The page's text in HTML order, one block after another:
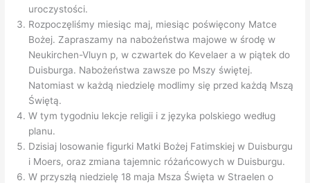
uroczystości.
Rozpoczęliśmy miesiąc maj, miesiąc poświęcony Matce
Bożej. Zapraszamy na nabożeństwa majowe w środę w
Neukirchen-Vluyn p, w czwartek do Kevelaer a w piątek do
Duisburga. Nabożeństwa zawsze po Mszy świętej.
Natomiast w każdą niedzielę modlimy się przed każdą Mszą
Świętą.
W tym tygodniu lekcje religii i z języka polskiego według
planu.
Dzisiaj losowanie figurki Matki Bożej Fatimskiej w Duisburgu
i Moers, oraz zmiana tajemnic różańcowych w Duisburgu.
W przyszłą niedzielę 18 maja Msza Święta w Straelen o